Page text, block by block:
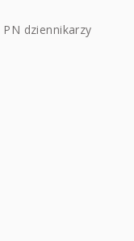
dziennikarzy